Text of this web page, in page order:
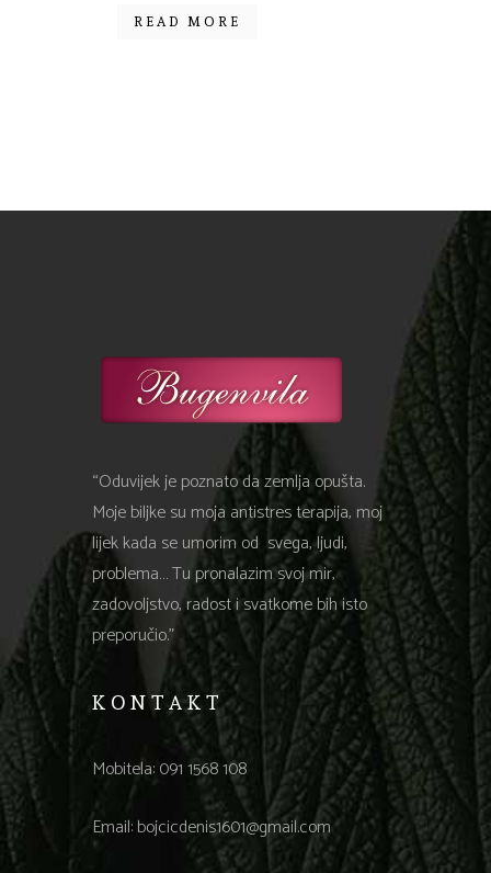
READ MORE
“Oduvijek je poznato da zemlja opušta.
Moje biljke su moja antistres terapija, moj
lijek kada se umorim od svega, ljudi,
problema… Tu pronalazim svoj mir,
zadovoljstvo, radost i svatkome bih isto
preporučio.”
KONTAKT
Mobitela:091 1568 108
Email:bojcicdenis1601@gmail.com